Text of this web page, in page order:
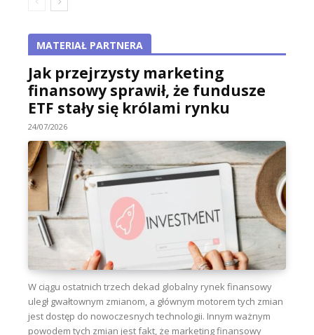
MATERIAŁ PARTNERA
Jak przejrzysty marketing
finansowy sprawił, że fundusze
ETF stały się królami rynku
24/07/2026
W ciągu ostatnich trzech dekad globalny rynek finansowy
uległ gwałtownym zmianom, a głównym motorem tych zmian
jest dostęp do nowoczesnych technologii. Innym ważnym
powodem tych zmian jest fakt, że marketing finansowy